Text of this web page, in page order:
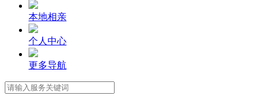
本地相亲
个人中心
更多导航